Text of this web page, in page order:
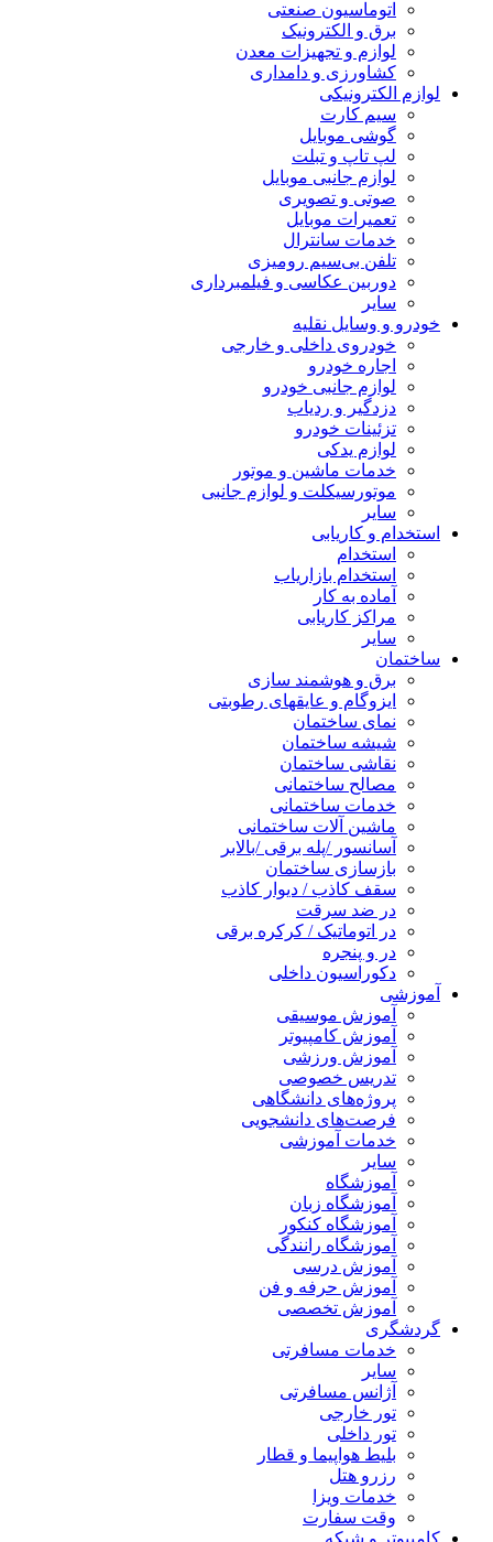
اتوماسیون صنعتی
برق و الکترونیک
لوازم و تجهیزات معدن
کشاورزی و دامداری
لوازم الکترونیکی
سیم کارت
گوشی موبایل
لپ تاپ و تبلت
لوازم جانبی موبایل
صوتی و تصویری
تعمیرات موبایل
خدمات سانترال
تلفن بی‌سیم رومیزی
دوربین عکاسی و فیلمبرداری
سایر
خودرو و وسایل نقلیه
خودروی داخلی و خارجی
اجاره خودرو
لوازم جانبی خودرو
دزدگیر و ردیاب
تزئینات خودرو
لوازم یدکی
خدمات ماشین و موتور
موتورسیکلت و لوازم جانبی
سایر
استخدام و کاریابی
استخدام
استخدام بازاریاب
آماده به کار
مراکز کاریابی
سایر
ساختمان
برق و هوشمند سازی
ایزوگام و عایقهای رطوبتی
نمای ساختمان
شیشه ساختمان
نقاشی ساختمان
مصالح ساختمانی
خدمات ساختمانی
ماشین آلات ساختمانی
آسانسور /پله برقی /بالابر
بازسازی ساختمان
سقف کاذب / دیوار کاذب
در ضد سرقت
در اتوماتیک / کرکره برقی
در و پنجره
دکوراسیون داخلی
آموزشی
آموزش موسیقی
آموزش کامپیوتر
آموزش ورزشی
تدریس خصوصی
پروژه‌های دانشگاهی
فرصت‌های دانشجویی
خدمات آموزشی
سایر
آموزشگاه
آموزشگاه زبان
آموزشگاه کنکور
آموزشگاه رانندگی
آموزش درسی
آموزش حرفه و فن
آموزش تخصصی
گردشگری
خدمات مسافرتی
سایر
آژانس مسافرتی
تور خارجی
تور داخلی
بلیط هواپیما و قطار
رزرو هتل
خدمات ویزا
وقت سفارت